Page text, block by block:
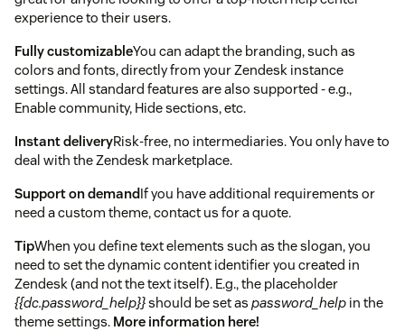
experience to their users.
Fully customizableYou can adapt the branding, such as
colors and fonts, directly from your Zendesk instance
settings. All standard features are also supported - e.g.,
Enable community, Hide sections, etc.
Instant deliveryRisk-free, no intermediaries. You only have to
deal with the Zendesk marketplace.
Support on demandIf you have additional requirements or
need a custom theme, contact us for a quote.
TipWhen you define text elements such as the slogan, you
need to set the dynamic content identifier you created in
Zendesk (and not the text itself). E.g., the placeholder
{{dc.password_help}}should be set as password_help in the
theme settings. More information here!